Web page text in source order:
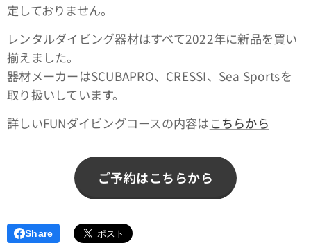
定しておりません。
レンタルダイビング器材はすべて2022年に新品を買い
揃えました。
器材メーカーはSCUBAPRO、CRESSI、Sea Sportsを
取り扱いしています。
詳しいFUNダイビングコースの内容は こちらから
ご予約はこちらから
Share